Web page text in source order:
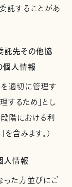
託することがあ
託先その他協
個人情報
適切に管理す
するため」とし
階における利
含みます。）
人情報
った方並びにご